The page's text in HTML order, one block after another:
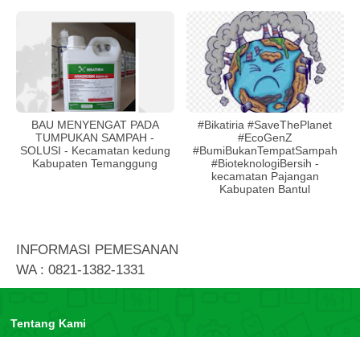
BAU MENYENGAT PADA
TUMPUKAN SAMPAH -
SOLUSI - Kecamatan kedung
Kabupaten Temanggung
#Bikatiria #SaveThePlanet
#EcoGenZ
#BumiBukanTempatSampah
#BioteknologiBersih -
kecamatan Pajangan
Kabupaten Bantul
INFORMASI PEMESANAN
WA : 0821-1382-1331
Tentang Kami